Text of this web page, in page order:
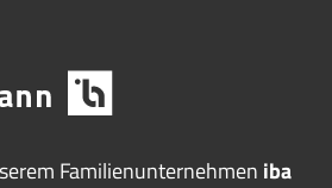
Familienunternehmen iba